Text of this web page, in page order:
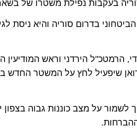
בדרום סוריה והיא ניסת
שיפעיל לחץ על המשטר החדש
לשמור על מצב כוננות גבוה בצפון